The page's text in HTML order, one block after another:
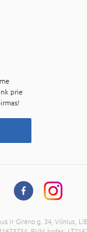
prie
ir Girėno g. 34, Vilnius,